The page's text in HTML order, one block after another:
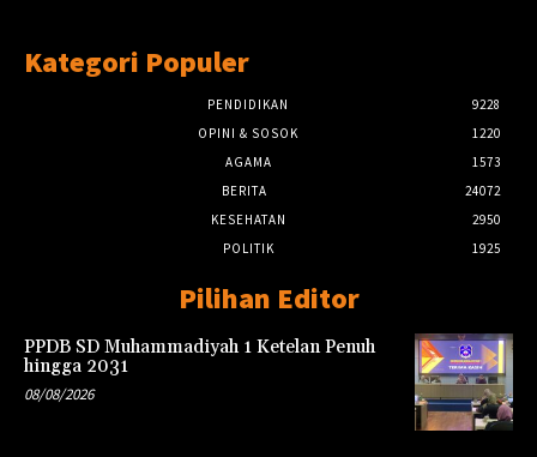
Kategori Populer
PENDIDIKAN
9228
OPINI & SOSOK
1220
AGAMA
1573
BERITA
24072
KESEHATAN
2950
POLITIK
1925
Pilihan Editor
PPDB SD Muhammadiyah 1 Ketelan Penuh
hingga 2031
08/08/2026